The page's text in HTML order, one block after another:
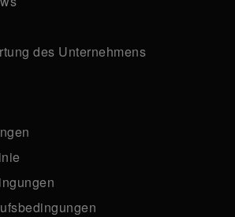
des Unternehmens